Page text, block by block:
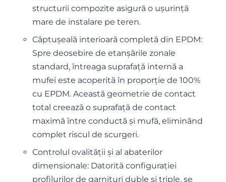
structurii compozite asigură o ușurință
mare de instalare pe teren.
Căptușeală interioară completă din EPDM:
Spre deosebire de etanșările zonale
standard, întreaga suprafață internă a
mufei este acoperită în proporție de 100%
cu EPDM. Această geometrie de contact
total creează o suprafață de contact
maximă între conductă și mufă, eliminând
complet riscul de scurgeri.
Controlul ovalității și al abaterilor
dimensionale: Datorită configurației
profilurilor de garnituri duble și triple, se